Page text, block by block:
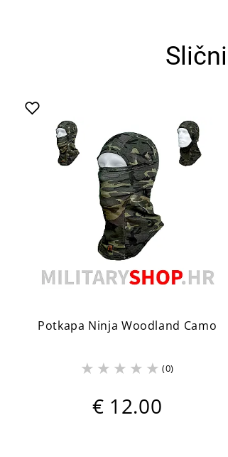
Potkapa Ninja Woodland Camo
(0)
€ 12.00